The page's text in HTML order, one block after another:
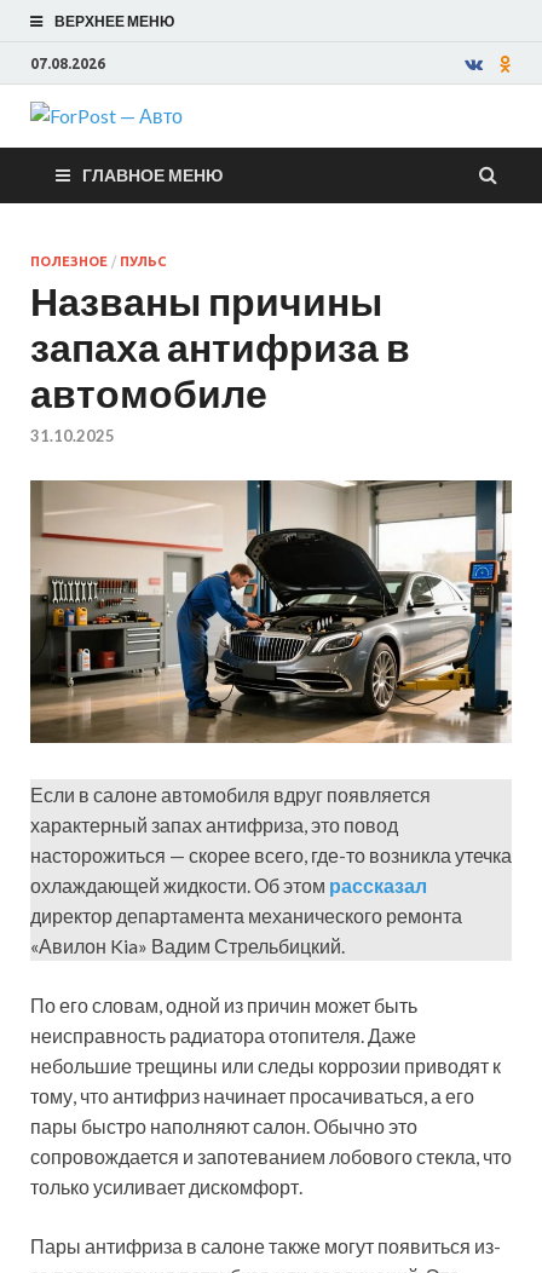
ВЕРХНЕЕ МЕНЮ
07.08.2026
ForPost —
Авто
ГЛАВНОЕ МЕНЮ
ПОЛЕЗНОЕ / ПУЛЬС
Названы причины
запаха антифриза в
автомобиле
31.10.2025
Если в салоне автомобиля вдруг появляется
характерный запах антифриза, это повод
насторожиться — скорее всего, где-то возникла утечка
охлаждающей жидкости. Об этом рассказал
директор департамента механического ремонта
«Авилон Kia» Вадим Стрельбицкий.
По его словам, одной из причин может быть
неисправность радиатора отопителя. Даже
небольшие трещины или следы коррозии приводят к
тому, что антифриз начинает просачиваться, а его
пары быстро наполняют салон. Обычно это
сопровождается и запотеванием лобового стекла, что
только усиливает дискомфорт.
Пары антифриза в салоне также могут появиться из-